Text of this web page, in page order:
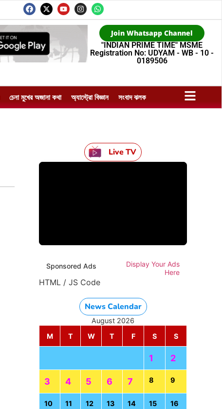
Join Whatsapp Channel
"INDIAN PRIME TIME" MSME
Registration No: UDYAM - WB - 10 -
0189506
চেনা মুখের অজানা কথা অ্যাস্ট্রো বিজ্ঞান সংবাদ ঝলক
Live TV
Sponsored Ads
Display Your Ads
Here
HTML / JS Code
News Calendar
August 2026
M
T W T F S S
1 2
3 4 5 6 7 8 9
10 11 12 13 14 15 16